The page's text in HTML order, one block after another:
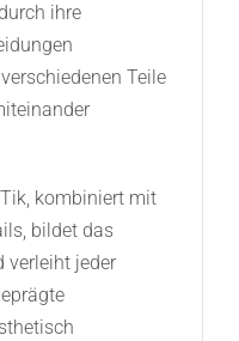
ihre
Teile
kombiniert mit
bildet das
verleiht jeder